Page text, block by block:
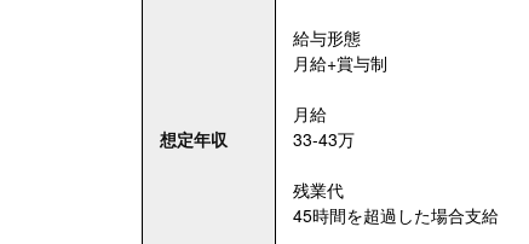
想定年収
給与形態
月給+賞与制
月給
33-43万
残業代
45時間を超過した場合支給